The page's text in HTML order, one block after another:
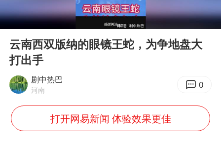
小沈阳加盟《披荆斩棘》
新疆生产建设兵团生态环境局原局长被查
朱一龙的鼻子怎么了
周星驰妈妈现身香港首映礼
上海地铁4条线路全线停运
Play
00:00 02:25
云南西双版纳的眼镜王蛇，为争地盘大
打出手
剧中热巴
河南 0
打开网易新闻 体验效果更佳